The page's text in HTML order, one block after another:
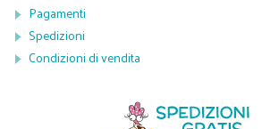
Pagamenti
Spedizioni
Condizioni di vendita